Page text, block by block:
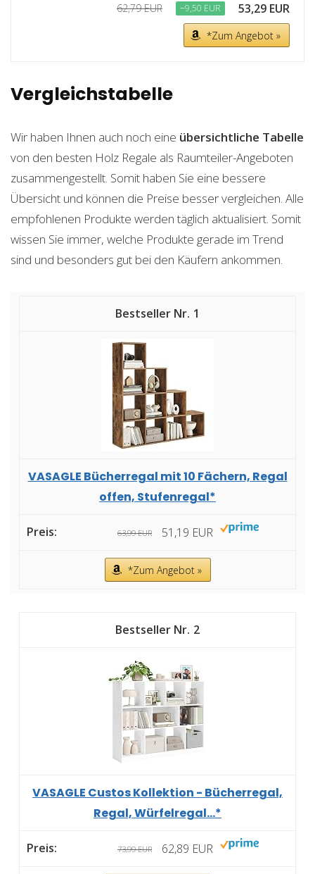
62,79 EUR −9,50 EUR 53,29 EUR
*Zum Angebot »
Vergleichstabelle
Wir haben Ihnen auch noch eine übersichtliche Tabelle
von den besten Holz Regale als Raumteiler-Angeboten
zusammengestellt. Somit haben Sie eine bessere
Übersicht und können die Preise besser vergleichen. Alle
empfohlenen Produkte werden täglich aktualisiert. Somit
wissen Sie immer, welche Produkte gerade im Trend
sind und besonders gut bei den Käufern ankommen.
1
VASAGLE Bücherregal mit 10 Fächern, Regal
offen, Stufenregal*
63,99 EUR 51,19 EUR
*Zum Angebot »
2
VASAGLE Custos Kollektion - Bücherregal,
Regal, Würfelregal...*
73,99 EUR 62,89 EUR